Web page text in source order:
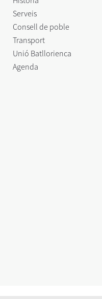
Serveis
Consell de poble
Transport
Unió Batllorienca
Agenda